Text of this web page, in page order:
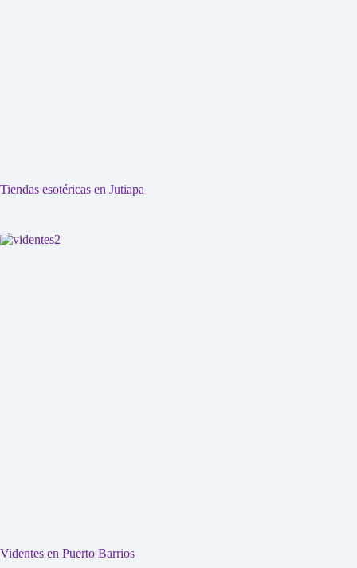
Tiendas esotéricas en Jutiapa
Videntes en Puerto Barrios